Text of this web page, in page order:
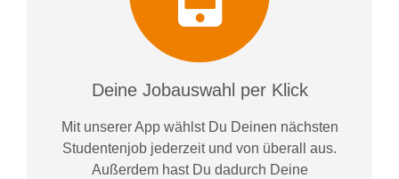
Deine Jobauswahl per Klick
Mit unserer App wählst Du Deinen nächsten
Studentenjob jederzeit und von überall aus.
Außerdem hast Du dadurch Deine